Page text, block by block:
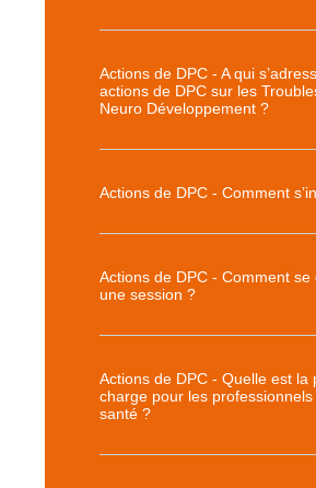
Actions de DPC - A qui
actions de DPC sur les
Neuro Développement ?
Actions de DPC - Comment
Actions de DPC - Comment se
une session ?
Actions de DPC - Quelle est la
charge pour les professionnels
santé ?